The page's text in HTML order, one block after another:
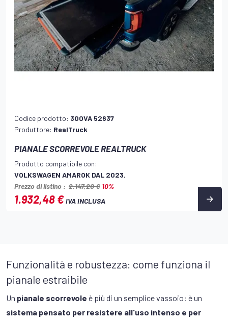
Codice prodotto: 300VA 52637
Produttore: RealTruck
PIANALE SCORREVOLE REALTRUCK
Prodotto compatibile con:
VOLKSWAGEN AMAROK DAL 2023,
Prezzo di listino : 2.147,20 € 10%
1.932,48 €IVA INCLUSA
Funzionalità e robustezza: come funziona il
pianale estraibile
Un pianale scorrevole è più di un semplice vassoio: è un
sistema pensato per resistere all'uso intenso e per